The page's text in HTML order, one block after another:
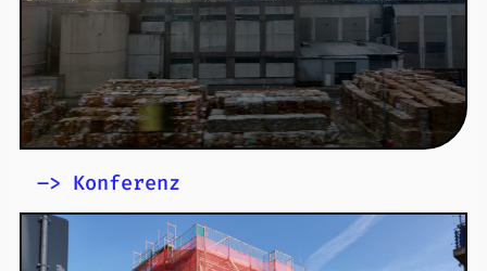
Press.
Open Access
Mehr Publikationen aus dem
Netzwerk
–> Konferenz